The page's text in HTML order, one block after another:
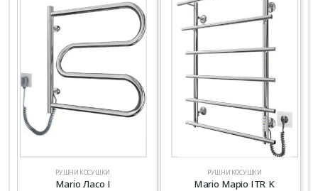
РУШНИКОСУШКИ
Mario Ласо I
РУШНИКОСУШКИ
Mario Маріо ITR K